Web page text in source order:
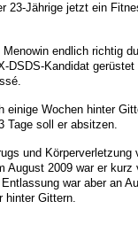
23-Jährige jetzt ein
endlich richtig
DSDS-Kandidat
einige Wochen hinter
Tage soll er absitzen.
und
August 2009 war er
war aber an
hinter Gittern.